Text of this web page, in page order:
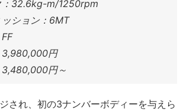
：32.6kg-m/1250rpm
ッション：6MT
3,980,000円
3,480,000円～
され、初の3ナンバーボディーを与えら